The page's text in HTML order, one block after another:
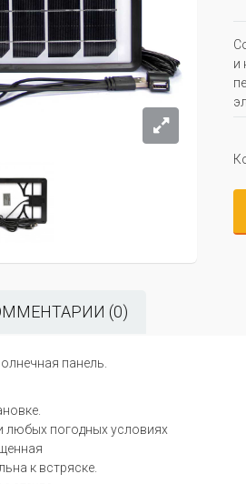
и
(0)
панель.
любых погодных условиях
к встряске.